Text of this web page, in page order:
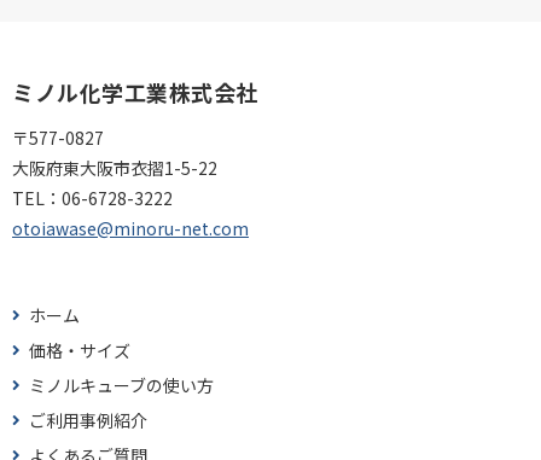
ミノル化学工業株式会社
〒577-0827
大阪府東大阪市衣摺1-5-22
TEL： 06-6728-3222
otoiawase@minoru-net.com
ホーム
価格・サイズ
ミノルキューブの使い方
ご利用事例紹介